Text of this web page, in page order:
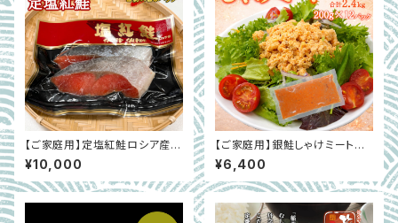
【ご家庭用】定塩紅鮭ロシア産
(甘口) 2切×20入
¥10,000
【ご家庭用】銀鮭しゃけミート 2
00g×12パック(合計2.4ｇ) 骨取
り
¥6,400